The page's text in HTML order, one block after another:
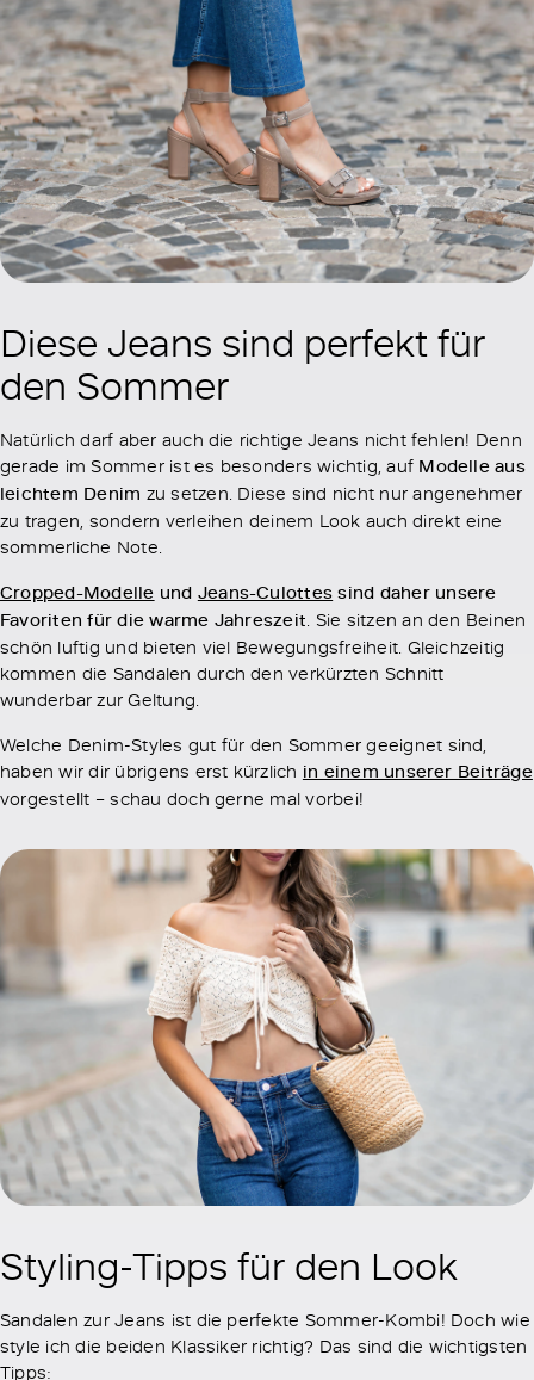
Diese Jeans sind perfekt für
den Sommer
Natürlich darf aber auch die richtige Jeans nicht fehlen! Denn
gerade im Sommer ist es besonders wichtig, auf Modelle aus
leichtem Denim zu setzen. Diese sind nicht nur angenehmer
zu tragen, sondern verleihen deinem Look auch direkt eine
sommerliche Note.
Cropped-Modelle und Jeans-Culottessind daher unsere
Favoriten für die warme Jahreszeit. Sie sitzen an den Beinen
schön luftig und bieten viel Bewegungsfreiheit. Gleichzeitig
kommen die Sandalen durch den verkürzten Schnitt
wunderbar zur Geltung.
Welche Denim-Styles gut für den Sommer geeignet sind,
haben wir dir übrigens erst kürzlich in einem unserer Beiträge
vorgestellt – schau doch gerne mal vorbei!
Styling-Tipps für den Look
Sandalen zur Jeans ist die perfekte Sommer-Kombi! Doch wie
style ich die beiden Klassiker richtig? Das sind die wichtigsten
Tipps: